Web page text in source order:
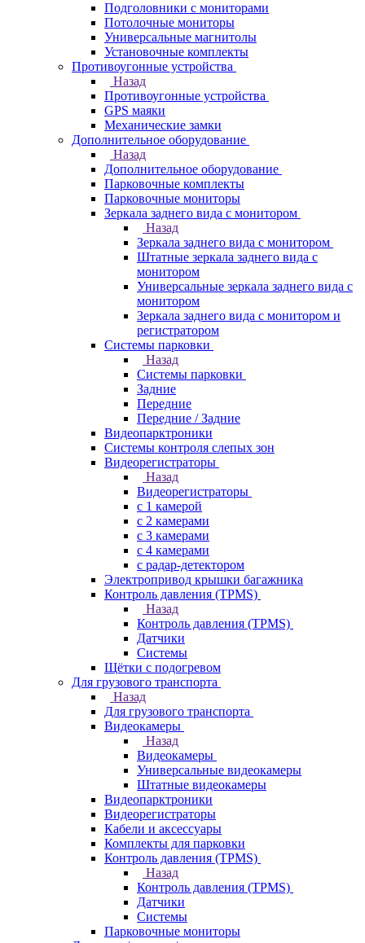
Подголовники с мониторами
Потолочные мониторы
Универсальные магнитолы
Установочные комплекты
Противоугонные устройства
Назад
Противоугонные устройства
GPS маяки
Механические замки
Дополнительное оборудование
Назад
Дополнительное оборудование
Парковочные комплекты
Парковочные мониторы
Зеркала заднего вида с монитором
Назад
Зеркала заднего вида с монитором
Штатные зеркала заднего вида с
монитором
Универсальные зеркала заднего вида с
монитором
Зеркала заднего вида с монитором и
регистратором
Системы парковки
Назад
Системы парковки
Задние
Передние
Передние / Задние
Видеопарктроники
Системы контроля слепых зон
Видеорегистраторы
Назад
Видеорегистраторы
с 1 камерой
с 2 камерами
с 3 камерами
с 4 камерами
с радар-детектором
Электропривод крышки багажника
Контроль давления (TPMS)
Назад
Контроль давления (TPMS)
Датчики
Системы
Щётки с подогревом
Для грузового транспорта
Назад
Для грузового транспорта
Видеокамеры
Назад
Видеокамеры
Универсальные видеокамеры
Штатные видеокамеры
Видеопарктроники
Видеорегистраторы
Кабели и аксессуары
Комплекты для парковки
Контроль давления (TPMS)
Назад
Контроль давления (TPMS)
Датчики
Системы
Парковочные мониторы